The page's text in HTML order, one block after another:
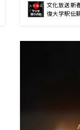
文化放送新
復大学駅伝